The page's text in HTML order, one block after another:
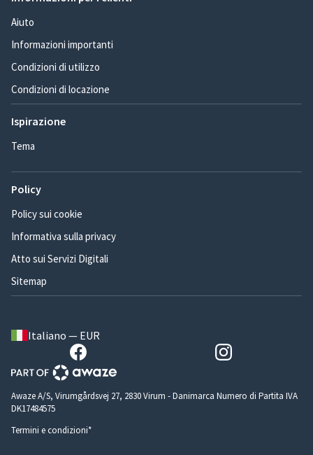
Aiuto
Informazioni importanti
Condizioni di utilizzo
Condizioni di locazione
Ispirazione
Tema
Policy
Policy sui cookie
Informativa sulla privacy
Atto sui Servizi Digitali
Sitemap
Italiano — EUR
Awaze A/S, Virumgårdsvej 27, 2830 Virum - Danimarca Numero di Partita IVA
DK17484575
Termini e condizioni*